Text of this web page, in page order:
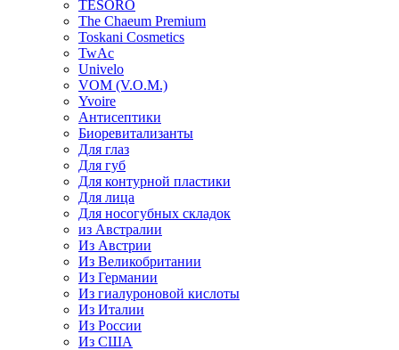
TESORO
The Chaeum Premium
Toskani Cosmetics
TwAc
Univelo
VOM (V.O.M.)
Yvoire
Антисептики
Биоревитализанты
Для глаз
Для губ
Для контурной пластики
Для лица
Для носогубных складок
из Австралии
Из Австрии
Из Великобритании
Из Германии
Из гиалуроновой кислоты
Из Италии
Из России
Из США